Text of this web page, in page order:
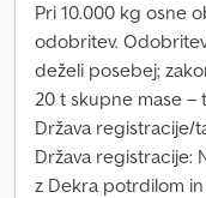
Pri 10.000 kg osne
odobritev.
deželi posebej;
20 t skupne mase –
Država registracije/
Država registracije:
z Dekra potrdilom in